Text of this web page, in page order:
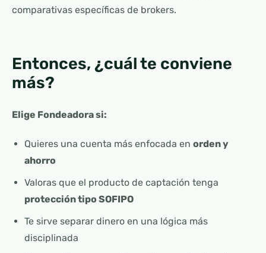
comparativas específicas de brokers.
Entonces, ¿cuál te conviene
más?
Elige Fondeadora si:
Quieres una cuenta más enfocada en orden y
ahorro
Valoras que el producto de captación tenga
protección tipo SOFIPO
Te sirve separar dinero en una lógica más
disciplinada